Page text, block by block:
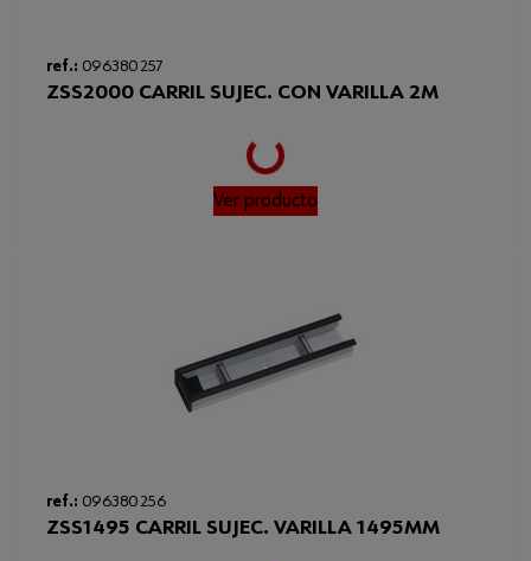
ref.: 096380 257
ZSS2000 CARRIL SUJEC. CON VARILLA 2M
Loading...
Ver producto
ref.: 096380 256
ZSS1495 CARRIL SUJEC. VARILLA 1495MM